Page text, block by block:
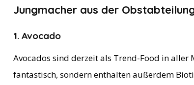
Jungmacher aus der
1. Avocado
Avocados sind derzeit als Trend-Food in aller
fantastisch, sondern enthalten außerdem